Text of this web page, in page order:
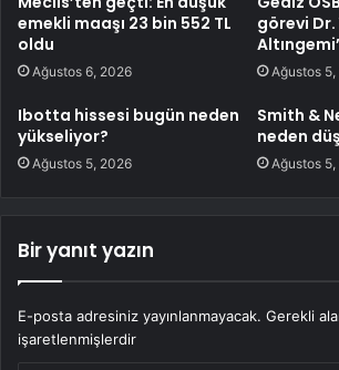
emekli maaşı 23 bin 552 TL
oldu
Ağustos 6, 2026
görevi Dr.
Ağustos
Ibotta hissesi bugün neden
yükseliyor?
Ağustos 5, 2026
Smith &
neden
Ağustos
Bir yanıt yazın
E-posta adresiniz yayınlanmayacak. Gerekli
işaretlenmişlerdir